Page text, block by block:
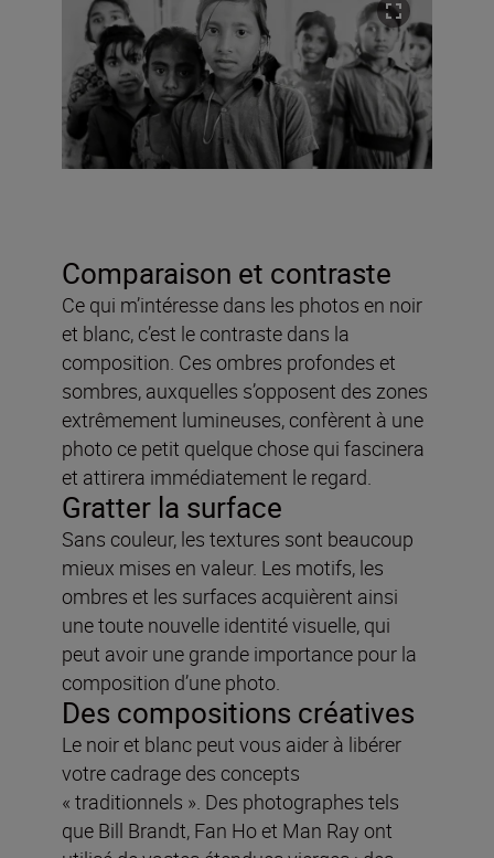
Comparaison et contraste
Ce qui m’intéresse dans les photos en noir
et blanc, c’est le contraste dans la
composition. Ces ombres profondes et
sombres, auxquelles s’opposent des zones
extrêmement lumineuses, confèrent à une
photo ce petit quelque chose qui fascinera
et attirera immédiatement le regard.
Gratter la surface
Sans couleur, les textures sont beaucoup
mieux mises en valeur. Les motifs, les
ombres et les surfaces acquièrent ainsi
une toute nouvelle identité visuelle, qui
peut avoir une grande importance pour la
composition d’une photo.
Des compositions créatives
Le noir et blanc peut vous aider à libérer
votre cadrage des concepts
« traditionnels ». Des photographes tels
que Bill Brandt, Fan Ho et Man Ray ont